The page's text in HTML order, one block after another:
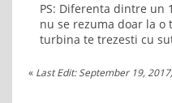
PS: Diferenta dintre un
nu se rezuma doar la o
turbina te trezesti cu
« Last Edit: September 19,